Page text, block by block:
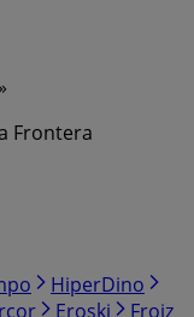
»
Frontera
HiperDino
Eroski
Froiz